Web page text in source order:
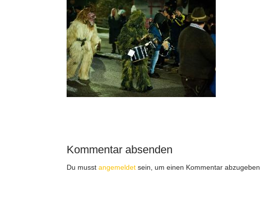
Kommentar absenden
Du musstangemeldet sein, um einen Kommentar abzugeben.